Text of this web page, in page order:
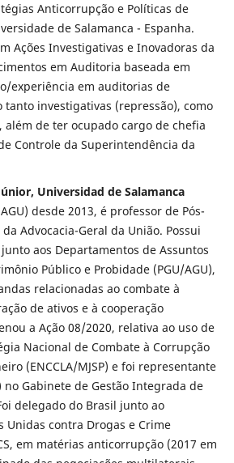
Anticorrupção e Políticas de
de Salamanca - Espanha.
Ações Investigativas e Inovadoras da
em Auditoria baseada em
experiência em auditorias de
tanto investigativas (repressão), como
de ter ocupado cargo de chefia
Controle da Superintendência da
Universidad de Salamanca
desde 2013, é professor de Pós-
Advocacia-Geral da União. Possui
aos Departamentos de Assuntos
Público e Probidade (PGU/AGU),
relacionadas ao combate à
de ativos e à cooperação
a Ação 08/2020, relativa ao uso de
Nacional de Combate à Corrupção
(ENCCLA/MJSP) e foi representante
no Gabinete de Gestão Integrada de
delegado do Brasil junto ao
Unidas contra Drogas e Crime
em matérias anticorrupção (2017 em